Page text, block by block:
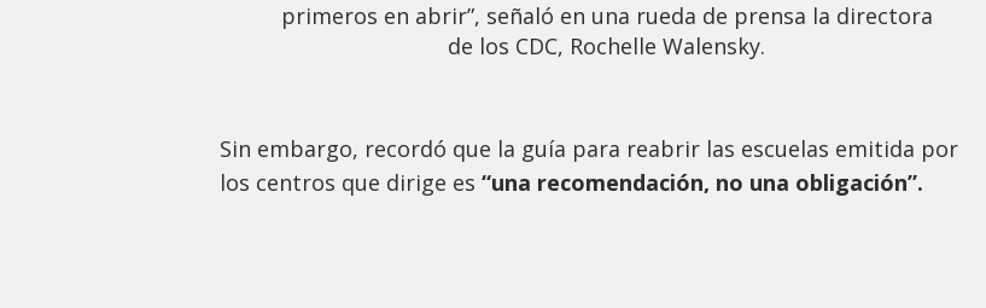
primeros en abrir”, señaló en una rueda de prensa la directora
de los CDC, Rochelle Walensky.
Sin embargo, recordó que la guía para reabrir las escuelas emitida por
los centros que dirige es “una recomendación, no una obligación”.